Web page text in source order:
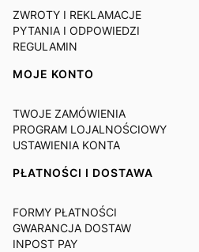
ZWROTY I REKLAMACJE
PYTANIA I ODPOWIEDZI
REGULAMIN
MOJE KONTO
TWOJE ZAMÓWIENIA
PROGRAM LOJALNOŚCIOWY
USTAWIENIA KONTA
PŁATNOŚCI I DOSTAWA
FORMY PŁATNOŚCI
GWARANCJA DOSTAW
INPOST PAY